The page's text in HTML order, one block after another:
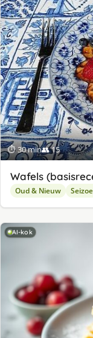
⏱ 30 min👥 15
Wafels
Oud & Nieuw
AI-kok